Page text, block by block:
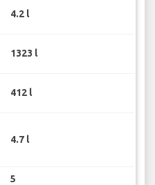
4.2 l
1323 l
412 l
4.7 l
5